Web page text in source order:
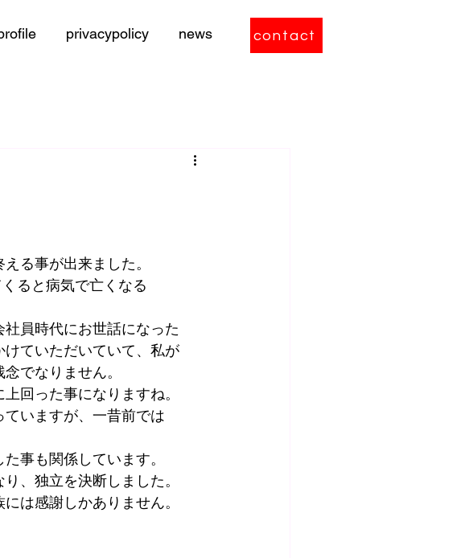
privacypolicy news contact
る事が出来ました。
ると病気で亡くなる
員時代にお世話になった
ていただいていて、私が
でなりません。
回った事になりますね。
いますが、一昔前では
事も関係しています。
、独立を決断しました。
は感謝しかありません。